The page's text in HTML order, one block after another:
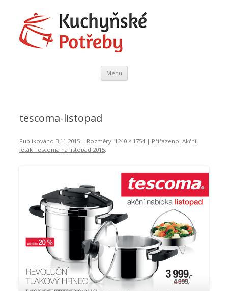
Menu Přejít
obsahu
tescoma-listopad
Publikováno 3.11.2015 | Rozměry: 1240 × 1754 | Přiřazeno: Akční
leták Tescoma na listopad 2015.